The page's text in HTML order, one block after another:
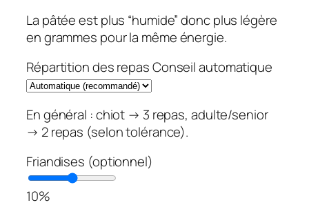
La pâtée est plus “humide” donc plus légère
en grammes pour la même énergie.
Répartition des repasConseil automatique
En général : chiot → 3 repas, adulte/senior
→ 2 repas (selon tolérance).
Friandises (optionnel)
10%